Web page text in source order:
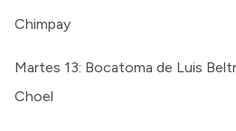
Chimpay
Martes 13: Bocatoma de Luis
Choel